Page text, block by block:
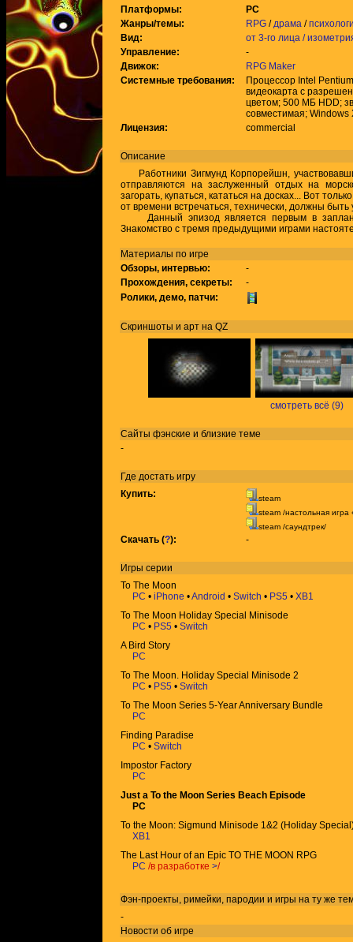
Платформы:
PC
Жанры/темы:
RPG /драма /
Вид:
от 3-го лица /
Управление:
-
Движок:
RPG Maker
Системные требования:
Процессор Intel
видеокарта с
цветом; 500 МБ HDD;
совместимая; Windows
Лицензия:
commercial
Описание
Работники Зигмунд Корпорейшн,
отправляются на заслуженный отдых на
загорать, купаться, кататься на досках... Вот
от времени встречаться, технически, должны
Данный эпизод является первым в
Знакомство с тремя предыдущими играми
Материалы по игре
Обзоры, интервью:
-
Прохождения, секреты:
-
Ролики, демо, патчи:
Скриншоты и арт на QZ
смотреть всё (9)
Сайты фэнские и близкие теме
-
Где достать игру
Купить:
steam
steam /настольная
steam /саундтрек/
Скачать (?): -
Игры серии
To The Moon
PC • iPhone •Android • Switch • PS5 • XB1
To The Moon Holiday Special Minisode
PC • PS5 • Switch
A Bird Story
PC
To The Moon. Holiday Special Minisode 2
PC • PS5 • Switch
To The Moon Series 5-Year Anniversary Bundle
PC
Finding Paradise
PC • Switch
Impostor Factory
PC
Just a To the Moon Series Beach Episode
PC
To the Moon: Sigmund Minisode 1&2 (Holiday
XB1
The Last Hour of an Epic TO THE MOON RPG
PC /в разработке >/
Фэн-проекты, римейки, пародии и игры на ту же
-
Новости об игре